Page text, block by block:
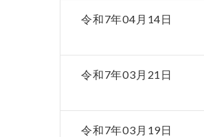
令和7年04月14日
令和7年03月21日
令和7年03月19日